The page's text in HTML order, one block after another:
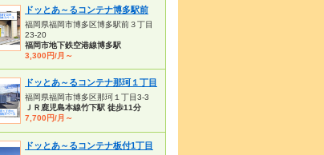
ドッとあ～るコンテナ博多駅前
福岡県福岡市博多区博多駅前３丁目
23-20
福岡市地下鉄空港線博多駅
3,300円/月～
ドッとあ～るコンテナ那珂１丁目
福岡県福岡市博多区那珂１丁目3-3
ＪＲ鹿児島本線竹下駅 徒歩11分
7,700円/月～
ドッとあ～るコンテナ板付1丁目